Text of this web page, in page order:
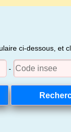
ci-dessous, et
-